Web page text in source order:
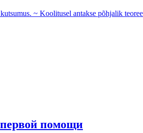
~ Koolitusel antakse põhjalik
первой помощи